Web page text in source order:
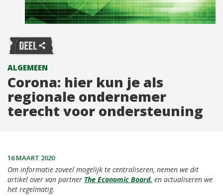
ALGEMEEN
Corona: hier kun je als
regionale ondernemer
terecht voor ondersteuning
16 MAART 2020
Om informatie zoveel mogelijk te centraliseren, nemen we dit
artikel over van partner The Economic Board. en actualiseren we
het regelmatig.